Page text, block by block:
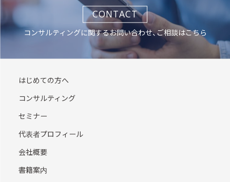
CONTACT
コンサルティングに関するお問い合わせ、ご相談はこちら
はじめての方へ
コンサルティング
セミナー
代表者プロフィール
会社概要
書籍案内